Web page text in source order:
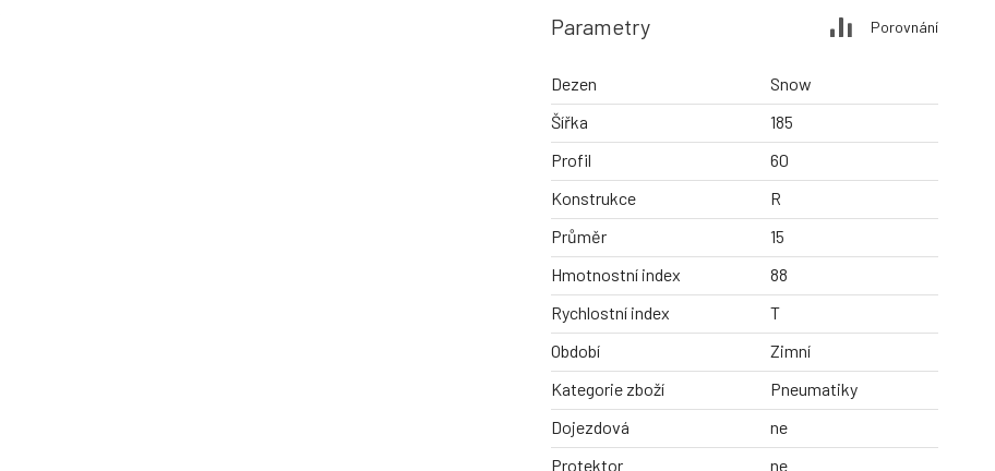
Parametry Porovnání
Dezen
Snow
Šířka
185
Profil
60
Konstrukce
R
Průměr
15
Hmotnostní index
88
Rychlostní index
T
Období
Zimní
Kategorie zboží
Pneumatiky
Dojezdová
ne
Protektor
ne